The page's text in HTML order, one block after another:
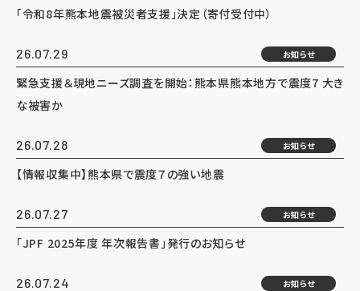
「令和8年熊本地震被災者支援」決定（寄付受付中）
26.07.29 お知らせ
緊急支援＆現地ニーズ調査を開始：熊本県熊本地方で震度7 大き
な被害か
26.07.28 お知らせ
【情報収集中】熊本県で震度７の強い地震
26.07.27 お知らせ
「JPF 2025年度 年次報告書」発行のお知らせ
26.07.24 お知らせ